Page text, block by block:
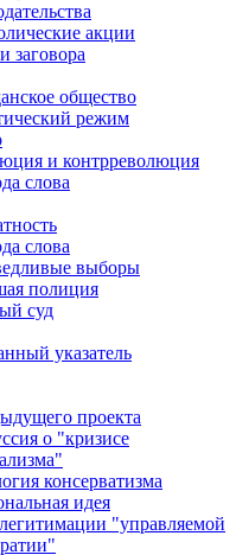
акции
заговора
общество
режим
и контрреволюция
слова
слова
выборы
полиция
суд
указатель
проекта
о "кризисе
консерватизма
идея
"управляемой